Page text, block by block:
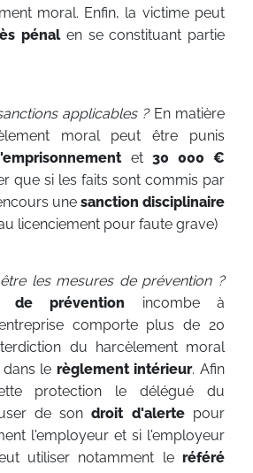
moral. Enfin, la victime peut
pénalen se constituant partie
applicables ? En matière
moral peut être punis
et 30 000 €
que si les faits sont commis par
une sanction disciplinaire
licenciement pour faute grave)
les mesures de prévention ?
de prévention incombe à
comporte plus de 20
du harcèlement moral
le règlement intérieur. Afin
protection le délégué du
de sondroit d'alertepour
l'employeur et si l'employeur
utiliser notamment le référé